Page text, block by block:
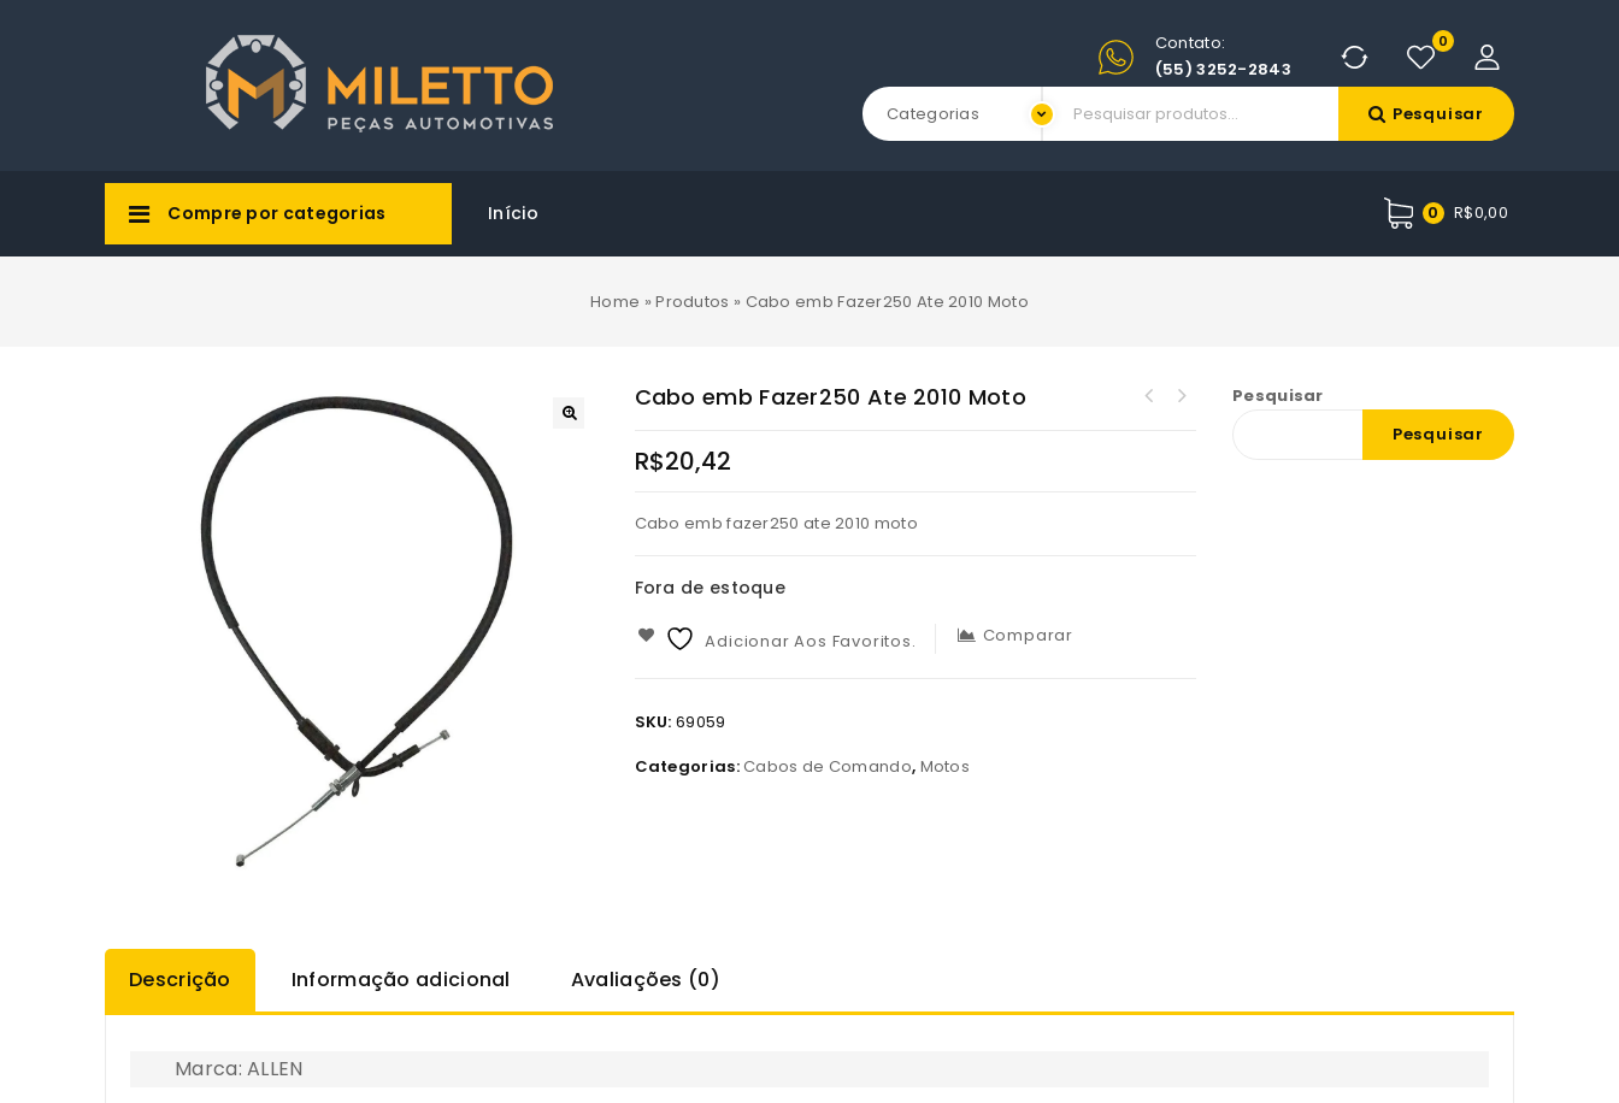
0
Contato:
(55) 3252-2843
Categorias
Pesquisar
Compre por categorias Início 0 R$0,00
Home »Produtos » Cabo emb Fazer250 Ate 2010 Moto
Pesquisar
Pesquisar
Cabo emb Fazer250 Ate 2010 Moto
R$20,42
Cabo emb fazer250 ate 2010 moto
Fora de estoque
Adicionar Aos Favoritos. Comparar
SKU: 69059
Categorias:Cabos de Comando, Motos
Descrição Informação adicional Avaliações (0)
Marca: ALLEN